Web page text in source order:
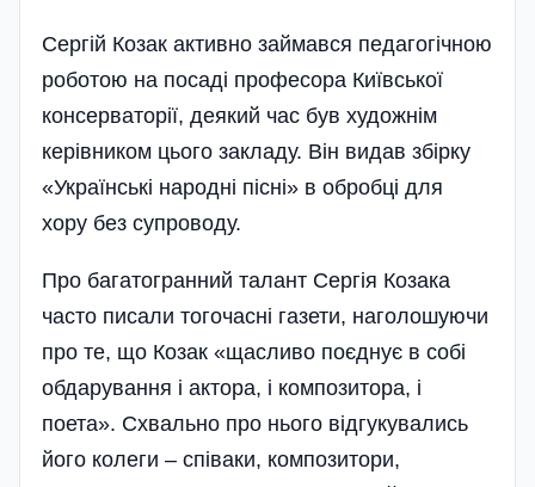
Сергій Козак активно займався педагогічною
роботою на посаді професора Київської
консерваторії, деякий час був художнім
керівником цього закладу. Він видав збірку
«Українські народні пісні» в обробці для
хору без супроводу.
Про багатогранний талант Сергія Козака
часто писали тогочасні газети, наголошуючи
про те, що Козак «щасливо поєднує в собі
обдарування і актора, і композитора, і
поета». Схвально про нього відгукувались
його колеги – співаки, композитори,